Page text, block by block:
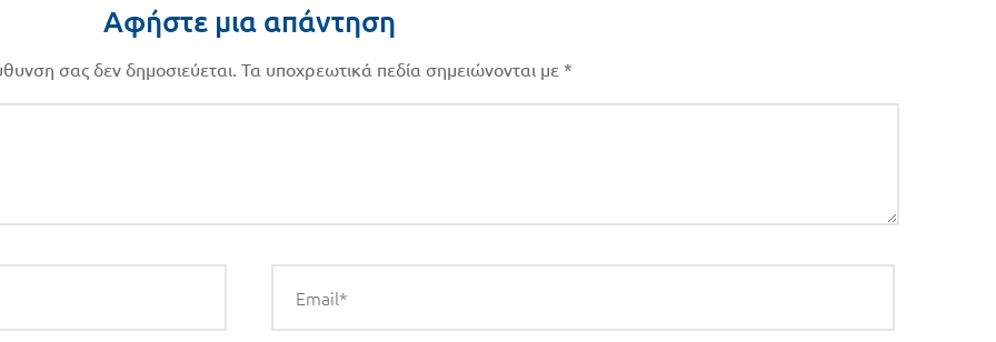
Αφήστε μια απάντηση
σας δεν δημοσιεύεται. Τα υποχρεωτικά πεδία σημειώνονται με *